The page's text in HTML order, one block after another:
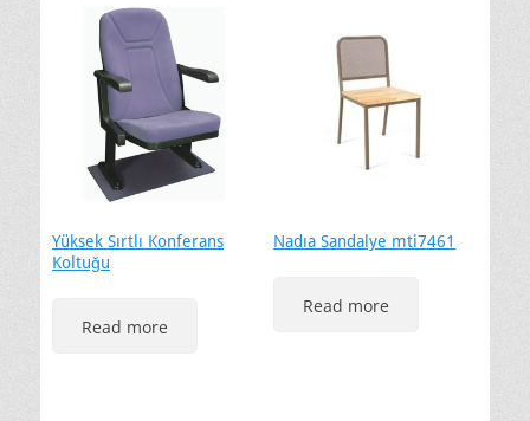
Yüksek Sırtlı Konferans
Koltuğu
Read more
Nadıa Sandalye mti7461
Read more